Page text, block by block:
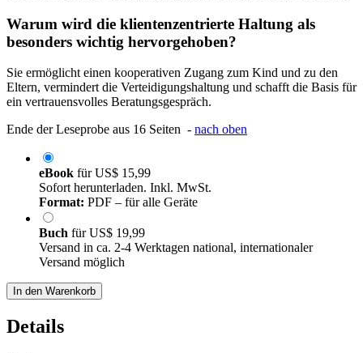
Warum wird die klientenzentrierte Haltung als
besonders wichtig hervorgehoben?
Sie ermöglicht einen kooperativen Zugang zum Kind und zu den
Eltern, vermindert die Verteidigungshaltung und schafft die Basis für
ein vertrauensvolles Beratungsgespräch.
Ende der Leseprobe aus 16 Seiten - nach oben
eBook fürUS$ 15,99
Sofort herunterladen. Inkl. MwSt.
Format: PDF – für alle Geräte
Buch fürUS$ 19,99
Versand in ca. 2-4 Werktagen national, internationaler
Versand möglich
In den Warenkorb
Details